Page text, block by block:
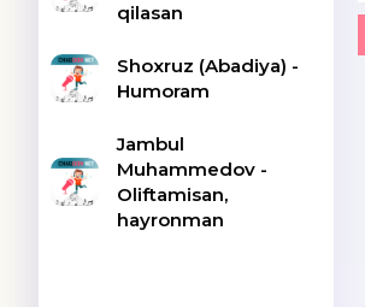
qilasan
Shoxruz (Abadiya) -
Humoram
Jambul
Muhammedov -
Oliftamisan,
hayronman